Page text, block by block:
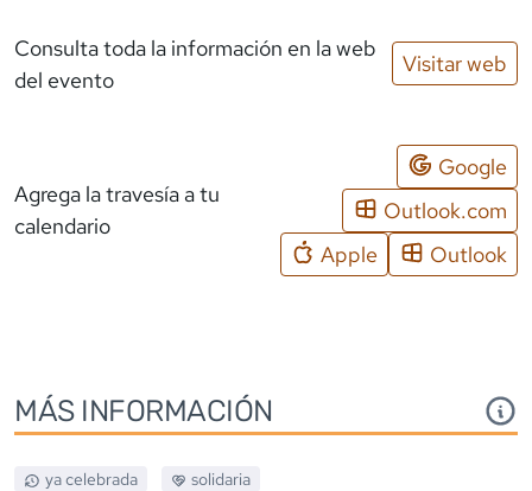
Consulta toda la información en la web
del evento
Visitar web
Agrega la travesía a tu
calendario
Google
Outlook.com
Apple
Outlook
MÁS INFORMACIÓN
ya celebrada solidaria